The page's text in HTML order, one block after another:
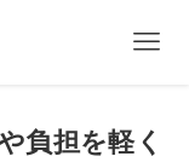
負担を軽く